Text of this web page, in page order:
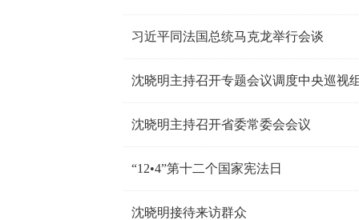
习近平同法国总统马克龙举行会谈
沈晓明主持召开专题会议调度中央巡视
沈晓明主持召开省委常委会会议
“12•4”第十二个国家宪法日
沈晓明接待来访群众